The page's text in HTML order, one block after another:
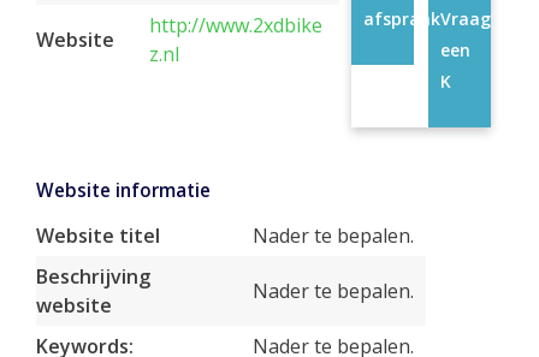
Website
http://www.2xdbike
z.nl
Vraag
een
K
afspraak
Website informatie
Website titel
Nader te bepalen.
Beschrijving
website
Nader te bepalen.
Keywords: Nader te bepalen.